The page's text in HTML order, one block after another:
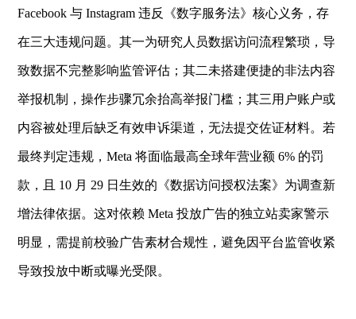
Facebook 与 Instagram 违反《数字服务法》核心义务，存
在三大违规问题。其一为研究人员数据访问流程繁琐，导
致数据不完整影响监管评估；其二未搭建便捷的非法内容
举报机制，操作步骤冗余抬高举报门槛；其三用户账户或
内容被处理后缺乏有效申诉渠道，无法提交佐证材料。若
最终判定违规，Meta 将面临最高全球年营业额 6% 的罚
款，且 10 月 29 日生效的《数据访问授权法案》为调查新
增法律依据。这对依赖 Meta 投放广告的独立站卖家警示
明显，需提前校验广告素材合规性，避免因平台监管收紧
导致投放中断或曝光受限。